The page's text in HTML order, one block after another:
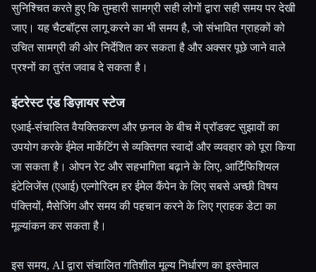
सुनिश्चित करते हुए कि तुम्हारी सामग्री सही लोगों द्वारा सही समय पर देखी
जाए। यह चैटबॉट्स लागू करने का भी समय है, जो संभावित ग्राहकों को
उचित सामग्री की ओर निर्देशित कर सकता है और अक्सर पूछे जाने वाले
प्रश्नों का तुरंत जवाब दे सकता है।
इंटरेस्ट एंड डिज़ायर स्टेज
एआई-संचालित वैयक्तिकरण और फ़नल के बीच में प्रॉडक्ट सुझावों का
उपयोग करके ईमेल मार्केटिंग से व्यक्तिगत स्वादों और व्यवहार को पूरा किया
जा सकता है। ओपन रेट और सहभागिता बढ़ाने के लिए, आर्टिफिशियल
इंटेलिजेंस (एआई) एल्गोरिदम हर ईमेल कैंपेन के लिए सबसे अच्छी विषय
पंक्तियों, मैसेजिंग और समय की पहचान करने के लिए ग्राहक डेटा का
मूल्यांकन कर सकता है।
इस समय, AI द्वारा संचालित गतिशील मूल्य निर्धारण का इस्तेमाल